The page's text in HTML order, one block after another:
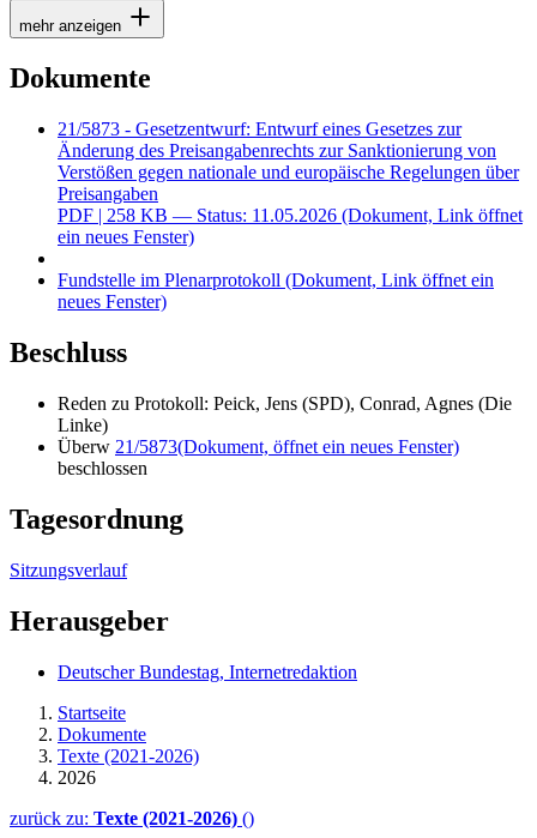
mehr anzeigen
Dokumente
21/5873 - Gesetzentwurf: Entwurf eines Gesetzes zur
Änderung des Preisangabenrechts zur Sanktionierung von
Verstößen gegen nationale und europäische Regelungen über
Preisangaben
PDF | 258 KB — Status: 11.05.2026 (Dokument, Link öffnet
ein neues Fenster)
Fundstelle im Plenarprotokoll (Dokument, Link öffnet ein
neues Fenster)
Beschluss
Reden zu Protokoll: Peick, Jens (SPD), Conrad, Agnes (Die
Linke)
Überw 21/5873(Dokument, öffnet ein neues Fenster)
beschlossen
Tagesordnung
Sitzungsverlauf
Herausgeber
Deutscher Bundestag, Internetredaktion
Startseite
Dokumente
Texte (2021-2026)
2026
zurück zu: Texte (2021-2026) ()